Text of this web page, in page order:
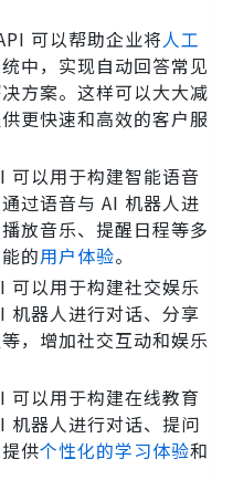
可以帮助企业将人工
中，实现自动回答常见
方案。这样可以大大减
更快速和高效的客户服
以用于构建智能语音
过语音与 AI 机器人进
放音乐、提醒日程等多
的用户体验。
以用于构建社交娱乐
机器人进行对话、分享
，增加社交互动和娱乐
以用于构建在线教育
机器人进行对话、提问
供个性化的学习体验和